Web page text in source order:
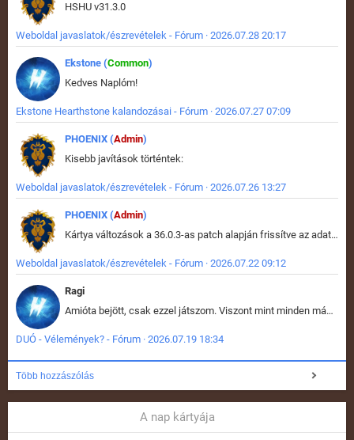
HSHU v31.3.0
Weboldal javaslatok/észrevételek - Fórum · 2026.07.28 20:17
Ekstone (Common)
Kedves Naplóm!
Ekstone Hearthstone kalandozásai - Fórum · 2026.07.27 07:09
PHOENIX (Admin)
Kisebb javítások történtek:
Weboldal javaslatok/észrevételek - Fórum · 2026.07.26 13:27
PHOENIX (Admin)
Kártya változások a 36.0.3-as patch alapján frissítve az adatbázisban (képek is cserélve).
Weboldal javaslatok/észrevételek - Fórum · 2026.07.22 09:12
Ragi
Amióta bejött, csak ezzel játszom. Viszont mint minden más - akár az alapjáték is, ez is baromira összetett lett. Néha már pár kör után is esélytelen az egész. Vagy irreállisan túltápol valaki, vagy lelép a partner, vagy csak hülye mint a segg. És amikor eljönne az én időm, na akkor jön el mindenki másé is. Engem jobban érdekelne, hogy ki milyen ratingen szokott játszani. Na ez lenne egy érdekes adat.
DUÓ - Vélemények? - Fórum · 2026.07.19 18:34
Több hozzászólás
A nap kártyája